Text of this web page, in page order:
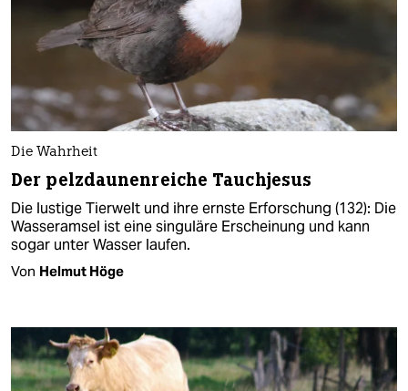
Die Wahrheit
Der pelzdaunenreiche Tauchjesus
Die lustige Tierwelt und ihre ernste Erforschung (132): Die
Wasseramsel ist eine singuläre Erscheinung und kann
sogar unter Wasser laufen.
Von Helmut Höge